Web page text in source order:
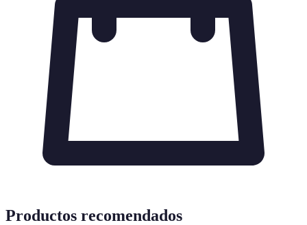
Productos recomendados